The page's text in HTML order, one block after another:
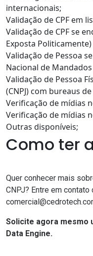
internacionais;
Validação de CPF em
Validação de CPF se
Exposta Politicamente)
Validação de Pessoa
Nacional de
Validação de Pessoa
(CNPJ) com bureaus
Verificação de mídias
Verificação de mídias
Outras disponíveis;
Como ter
Quer conhecer mais
CNPJ? Entre em
Solicite agora mesmo
Data Engine.